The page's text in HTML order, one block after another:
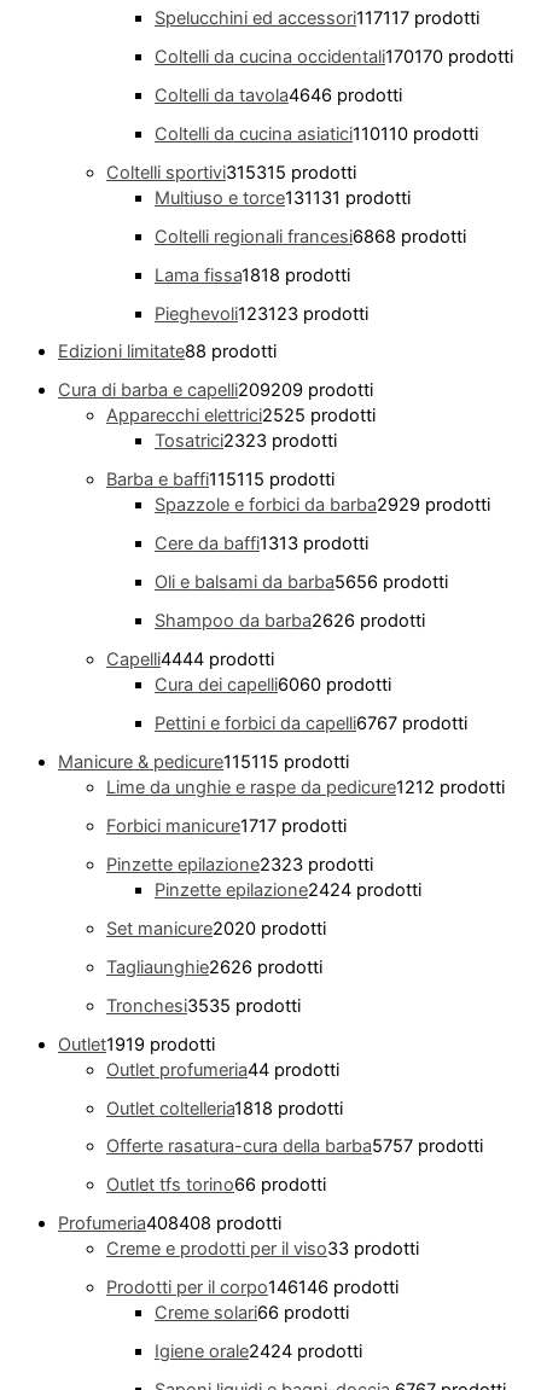
Spelucchini ed accessori117117 prodotti
Coltelli da cucina occidentali170170 prodotti
Coltelli da tavola4646 prodotti
Coltelli da cucina asiatici110110 prodotti
Coltelli sportivi315315 prodotti
Multiuso e torce131131 prodotti
Coltelli regionali francesi6868 prodotti
Lama fissa1818 prodotti
Pieghevoli123123 prodotti
Edizioni limitate88 prodotti
Cura di barba e capelli209209 prodotti
Apparecchi elettrici2525 prodotti
Tosatrici2323 prodotti
Barba e baffi115115 prodotti
Spazzole e forbici da barba2929 prodotti
Cere da baffi1313 prodotti
Oli e balsami da barba5656 prodotti
Shampoo da barba2626 prodotti
Capelli4444 prodotti
Cura dei capelli6060 prodotti
Pettini e forbici da capelli6767 prodotti
Manicure & pedicure115115 prodotti
Lime da unghie e raspe da pedicure1212 prodotti
Forbici manicure1717 prodotti
Pinzette epilazione2323 prodotti
Pinzette epilazione2424 prodotti
Set manicure2020 prodotti
Tagliaunghie2626 prodotti
Tronchesi3535 prodotti
Outlet1919 prodotti
Outlet profumeria44 prodotti
Outlet coltelleria1818 prodotti
Offerte rasatura-cura della barba5757 prodotti
Outlet tfs torino66 prodotti
Profumeria408408 prodotti
Creme e prodotti per il viso33 prodotti
Prodotti per il corpo146146 prodotti
Creme solari66 prodotti
Igiene orale2424 prodotti